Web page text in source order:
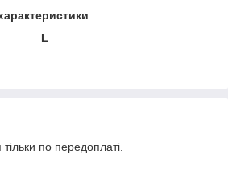
L
по передоплаті.